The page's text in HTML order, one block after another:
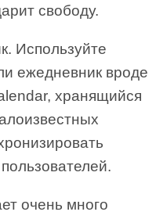
свободу.
Используйте
ежедневник вроде
хранящийся
очень много